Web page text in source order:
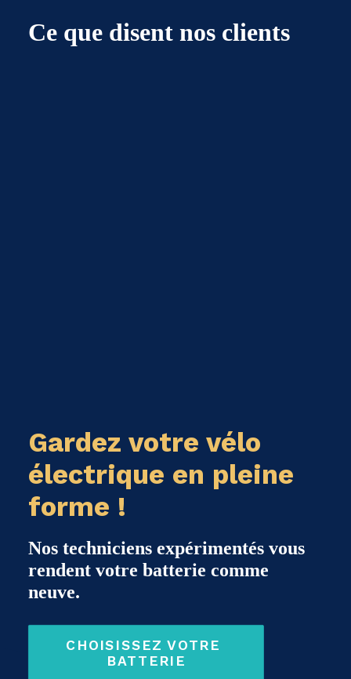
Ce que disent nos clients
Gardez votre vélo
électrique en pleine
forme !
Nos techniciens expérimentés vous
rendent votre batterie comme
neuve.
CHOISISSEZ VOTRE
BATTERIE